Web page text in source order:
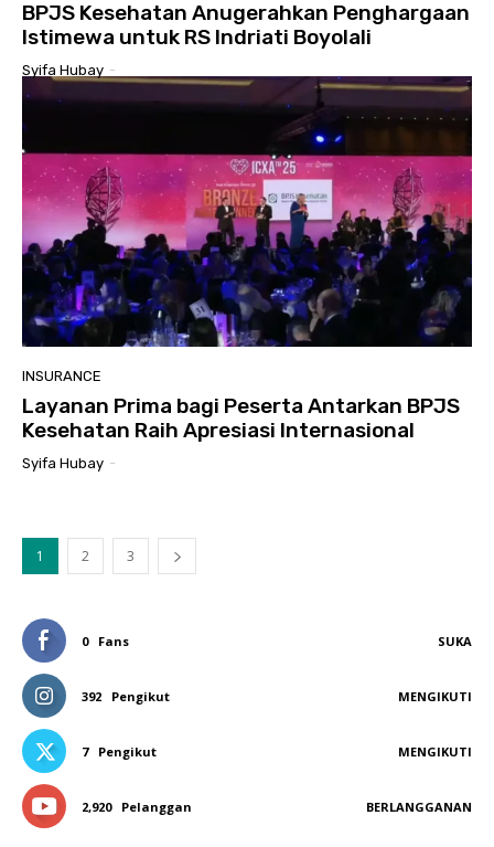
BPJS Kesehatan Anugerahkan Penghargaan
Istimewa untuk RS Indriati Boyolali
Syifa Hubay -
INSURANCE
Layanan Prima bagi Peserta Antarkan BPJS
Kesehatan Raih Apresiasi Internasional
Syifa Hubay -
1 2 3
0 Fans SUKA
392 Pengikut MENGIKUTI
7 Pengikut MENGIKUTI
2,920 Pelanggan BERLANGGANAN